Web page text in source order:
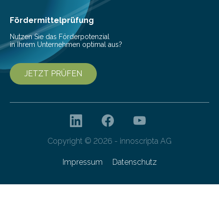
den Studierenden der Lebensmitteltechnologie
Franziska Diebel, Pauline Hoffmann und Yusuf Toprak
entwickelt. Mit nur…
Fördermittelprüfung
Nutzen Sie das Förderpotenzial
in Ihrem Unternehmen optimal aus?
JETZT PRÜFEN
Copyright © 2026 - innoscripta AG
Impressum Datenschutz